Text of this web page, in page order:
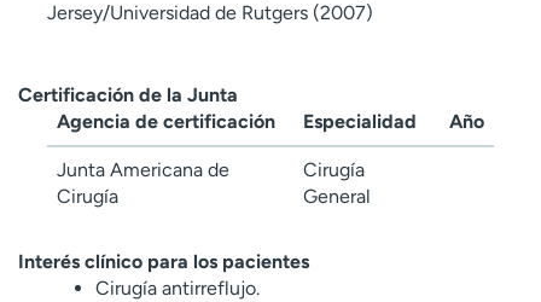
Jersey/Universidad de Rutgers (2007)
Certificación de la Junta
Agencia de certificación
Especialidad Año
Junta Americana de
Cirugía
Cirugía
General
Interés clínico para los pacientes
Cirugía antirreflujo.